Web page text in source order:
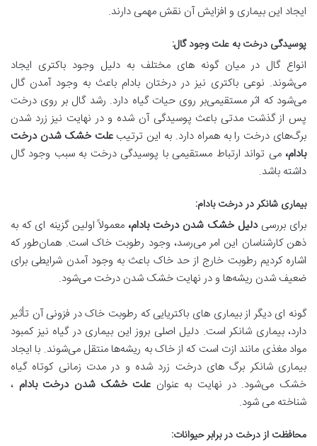
ایجاد این بیماری و افزایش آن نقش مهمی دارند.
پوسیدگی درخت به علت وجود گال:
انواع گال در میان گونه ‌های مختلف به ‌دلیل وجود باکتری ایجاد
می‌شوند. نوعی باکتری نیز در درختان بادام باعث به وجود آمدن گال
می‌شود که اثر مستقیمی‌بر روی حیات گیاه دارد. رشد گال بر روی درخت
پس از گذشت مدتی باعث پوسیدگی آن شده و در نهایت نیز زرد شدن
برگ‌های درخت را به همراه دارد. به این ترتیبعلت خشک شدن درخت
بادام، می ‌تواند ارتباط مستقیمی با پوسیدگی درخت به سبب وجود گال
داشته باشد.
بیماری شانکر در درخت بادام:
برای بررسیدلیل خشک شدن درخت بادام، معمولاً اولین گزینه‌ ای که به
ذهن کارشناسان این امر می‌رسد، وجود رطوبت خاک است. همان‌طور که
اشاره کردیم رطوبت خارج از حد خاک باعث به وجود آمدن شرایطی برای
ضعیف شدن ریشه‌ها و در نهایت خشک شدن درخت می‌شود.
گونه ای دیگر از بیماری های باکتریایی که رطوبت خاک در فزونی آن تأثیر
دارد، بیماری شانکر است. دلیل اصلی بروز این بیماری در گیاه نیز کمبود
مواد مغذی مانند ازت است که از خاک به ریشه‌ها منتقل می‌شوند. با ایجاد
بیماری شانکر برگ ‌های درخت زرد شده و در مدت زمانی کوتاه گیاه
خشک می‌شود. در نهایت به عنوان علت خشک شدن درخت بادام ،
شناخته می شود.
محافظت از درخت در برابر حیوانات: